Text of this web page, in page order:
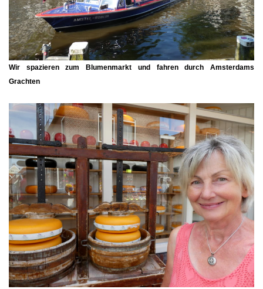
Wir spazieren zum Blumenmarkt und fahren durch Amsterdams
Grachten